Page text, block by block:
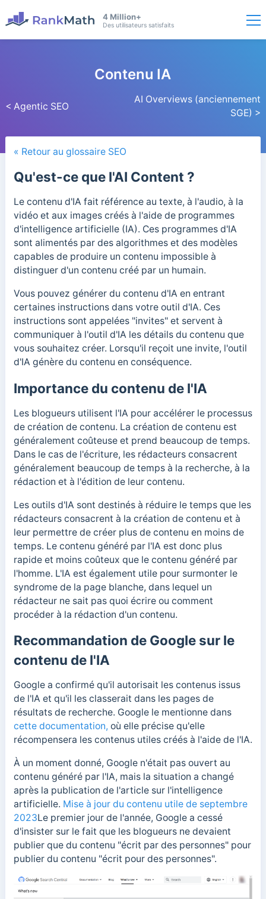
4 Million+
Des utilisateurs satisfaits
< Agentic SEO
Contenu IA
AI Overviews (anciennement
SGE) >
« Retour au glossaire SEO
Qu'est-ce que l'AI Content ?
Le contenu d'IA fait référence au texte, à l'audio, à la
vidéo et aux images créés à l'aide de programmes
d'intelligence artificielle (IA). Ces programmes d'IA
sont alimentés par des algorithmes et des modèles
capables de produire un contenu impossible à
distinguer d'un contenu créé par un humain.
Vous pouvez générer du contenu d'IA en entrant
certaines instructions dans votre outil d'IA. Ces
instructions sont appelées "invites" et servent à
communiquer à l'outil d'IA les détails du contenu que
vous souhaitez créer. Lorsqu'il reçoit une invite, l'outil
d'IA génère du contenu en conséquence.
Importance du contenu de l'IA
Les blogueurs utilisent l'IA pour accélérer le processus
de création de contenu. La création de contenu est
généralement coûteuse et prend beaucoup de temps.
Dans le cas de l'écriture, les rédacteurs consacrent
généralement beaucoup de temps à la recherche, à la
rédaction et à l'édition de leur contenu.
Les outils d'IA sont destinés à réduire le temps que les
rédacteurs consacrent à la création de contenu et à
leur permettre de créer plus de contenu en moins de
temps. Le contenu généré par l'IA est donc plus
rapide et moins coûteux que le contenu généré par
l'homme. L'IA est également utile pour surmonter le
syndrome de la page blanche, dans lequel un
rédacteur ne sait pas quoi écrire ou comment
procéder à la rédaction d'un contenu.
Recommandation de Google sur le
contenu de l'IA
Google a confirmé qu'il autorisait les contenus issus
de l'IA et qu'il les classerait dans les pages de
résultats de recherche. Google le mentionne dans
cette documentation, où elle précise qu'elle
récompensera les contenus utiles créés à l'aide de l'IA.
À un moment donné, Google n'était pas ouvert au
contenu généré par l'IA, mais la situation a changé
après la publication de l'article sur l'intelligence
artificielle. Mise à jour du contenu utile de septembre
2023Le premier jour de l'année, Google a cessé
d'insister sur le fait que les blogueurs ne devaient
publier que du contenu "écrit par des personnes" pour
publier du contenu "écrit pour des personnes".